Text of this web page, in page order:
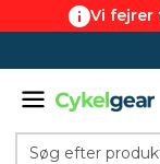
Vi fejrer
Søg efter